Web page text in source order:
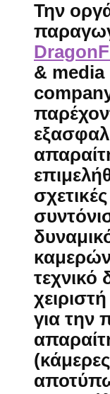
Την
&
τεχνικό
για την